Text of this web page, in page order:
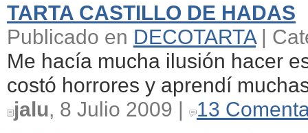
TARTA CASTILLO DE HADAS
Publicado en DECOTARTA|
Me hacía mucha ilusión hacer
costó horrores y aprendí
jalu, 8 Julio 2009 |
13